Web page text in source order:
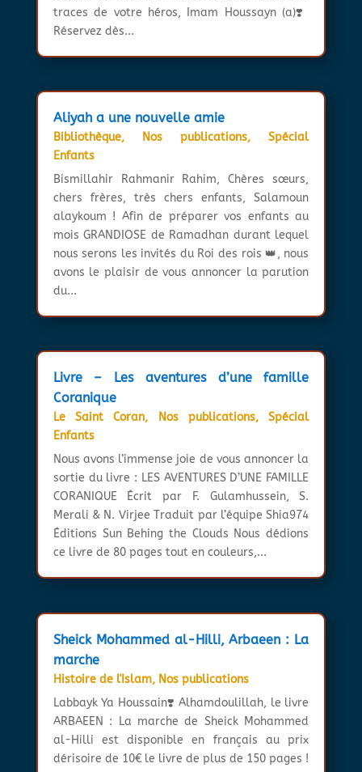
traces de votre héros, Imam Houssayn (a)❣️
Réservez dès...
Aliyah a une nouvelle amie
Bibliothèque, Nos publications,Spécial
Enfants
Bismillahir Rahmanir Rahim, Chères sœurs,
chers frères, très chers enfants, Salamoun
alaykoum ! Afin de préparer vos enfants au
mois GRANDIOSE de Ramadhan durant lequel
nous serons les invités du Roi des rois 👑, nous
avons le plaisir de vous annoncer la parution
du...
Livre – Les aventures d’une famille
Coranique
Le Saint Coran, Nos publications,Spécial
Enfants
Nous avons l’immense joie de vous annoncer la
sortie du livre : LES AVENTURES D’UNE FAMILLE
CORANIQUE Écrit par F. Gulamhussein, S.
Merali & N. Virjee Traduit par l’équipe Shia974
Éditions Sun Behing the Clouds Nous dédions
ce livre de 80 pages tout en couleurs,...
Sheick Mohammed al-Hilli, Arbaeen : La
marche
Histoire de l'Islam, Nos publications
Labbayk Ya Houssain❣️ Alhamdoulillah, le livre
ARBAEEN : La marche de Sheick Mohammed
al-Hilli est disponible en français au prix
dérisoire de 10€ le livre de plus de 150 pages !